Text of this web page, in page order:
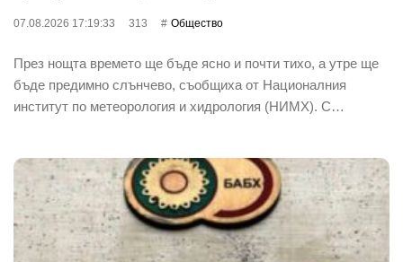
07.08.2026 17:19:33 313 Общество
През нощта времето ще бъде ясно и почти тихо, а утре ще
бъде предимно слънчево, съобщиха от Националния
институт по метеорология и хидрология (НИМХ). С…